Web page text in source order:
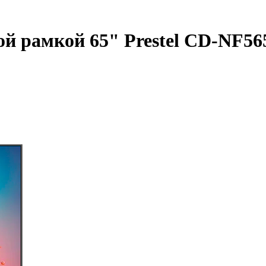
рамкой 65" Prestel CD-